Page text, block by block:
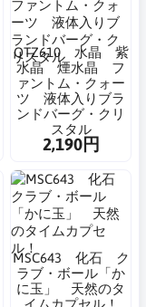
QTZ610 水晶 紫
水晶 煙水晶 フ
ァントム・クォー
ツ 液体入りブラ
ンドバーグ・クリ
スタル
2,190円
MSC643 化石 ク
ラブ・ボール「か
に玉」 天然のタ
イムカプセル！